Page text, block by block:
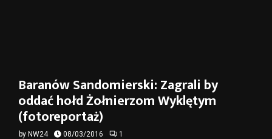
Baranów Sandomierski: Zagrali by
oddać hołd Żołnierzom Wyklętym
(fotoreportaż)
by NW24 08/03/2016 1